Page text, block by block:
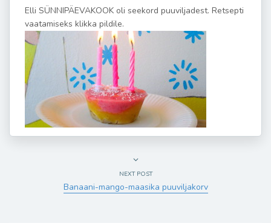
Elli SÜNNIPÄEVAKOOK oli seekord puuviljadest. Retsepti
vaatamiseks klikka pildile.
NEXT POST
Banaani-mango-maasika puuviljakorv